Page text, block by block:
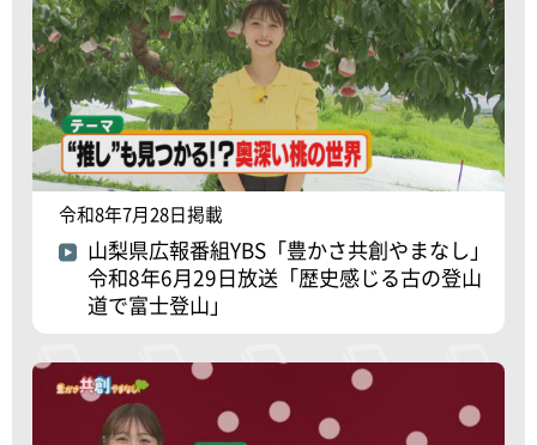
令和8年7月28日掲載
山梨県広報番組YBS「豊かさ共創やまなし」
令和8年6月29日放送「歴史感じる古の登山
道で富士登山」